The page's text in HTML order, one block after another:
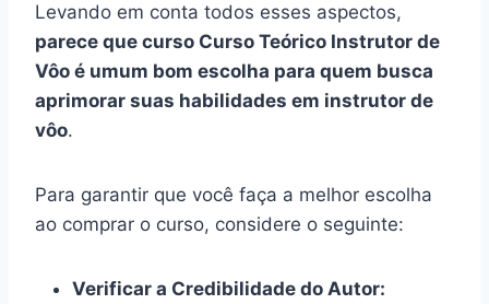
Levando em conta todos esses aspectos,
parece que curso Curso Teórico Instrutor de
Vôo é umum bom escolha para quem busca
aprimorar suas habilidades em instrutor de
vôo.
Para garantir que você faça a melhor escolha
ao comprar o curso, considere o seguinte:
Verificar a Credibilidade do Autor: